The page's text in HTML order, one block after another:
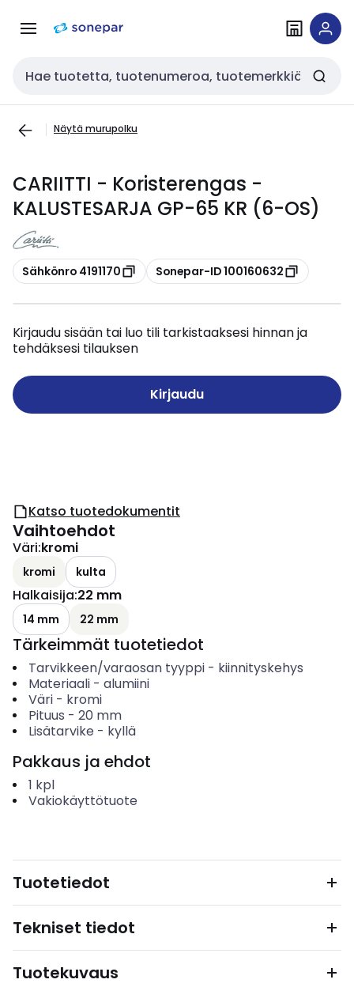
navigointiinsisältöön
Haku
Näytä murupolku
CARIITTI - Koristerengas -
KALUSTESARJA GP-65 KR (6-OS)
Kopioi
Sähkönro 4191170 Kopioi
Sonepar-ID 100160632
Kirjaudu sisään tai luo tili tarkistaaksesi hinnan ja
tehdäksesi tilauksen
Kirjaudu
Katso tuotedokumentit
Vaihtoehdot
Väri:kromi
kromi kulta
Halkaisija:22 mm
14 mm 22 mm
Tärkeimmät tuotetiedot
Tarvikkeen/varaosan tyyppi- kiinnityskehys
Materiaali- alumiini
Väri- kromi
Pituus - 20 mm
Lisätarvike - kyllä
Pakkaus ja ehdot
1 kpl
Vakiokäyttötuote
Tuotetiedot
Tekniset tiedot
Tuotekuvaus